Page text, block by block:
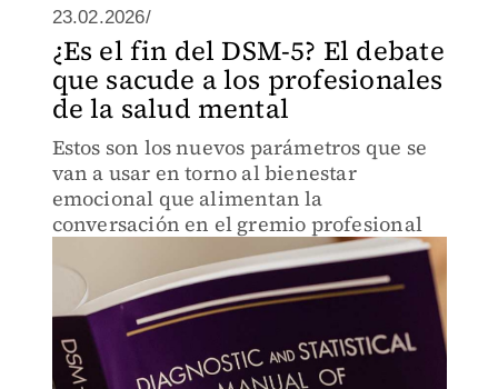
23.02.2026/
¿Es el fin del DSM-5? El debate
que sacude a los profesionales
de la salud mental
Estos son los nuevos parámetros que se
van a usar en torno al bienestar
emocional que alimentan la
conversación en el gremio profesional